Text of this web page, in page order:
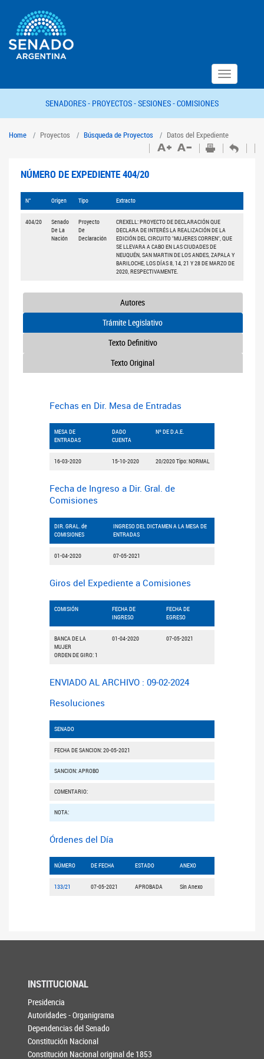
Toggle
navigation
SENADORES - PROYECTOS -SESIONES -COMISIONES
Home Proyectos Búsqueda de Proyectos Datos del Expediente
NÚMERO DE EXPEDIENTE 404/20
N° Origen Tipo Extracto
404/20
Senado
De La
Nación
Proyecto
De
Declaración
CREXELL: PROYECTO DE DECLARACIÓN QUE
DECLARA DE INTERÉS LA REALIZACIÓN DE LA
EDICIÓN DEL CIRCUITO "MUJERES CORREN", QUE
SE LLEVARA A CABO EN LAS CIUDADES DE
NEUQUÉN, SAN MARTIN DE LOS ANDES, ZAPALA Y
BARILOCHE, LOS DÍAS 8, 14, 21 Y 28 DE MARZO DE
2020, RESPECTIVAMENTE.
Autores
Trámite Legislativo
Texto Definitivo
Texto Original
Fechas en Dir. Mesa de Entradas
MESA DE
ENTRADAS
DADO
CUENTA
Nº DE D.A.E.
16-03-2020 15-10-2020 20/2020 Tipo: NORMAL
Fecha de Ingreso a Dir. Gral. de
Comisiones
DIR. GRAL. de
COMISIONES
INGRESO DEL DICTAMEN A LA MESA DE
ENTRADAS
01-04-2020 07-05-2021
Giros del Expediente a Comisiones
COMISIÓN
FECHA DE
INGRESO
FECHA DE
EGRESO
BANCA DE LA
MUJER
ORDEN DE GIRO: 1
01-04-2020 07-05-2021
ENVIADO AL ARCHIVO : 09-02-2024
Resoluciones
SENADO
FECHA DE SANCION: 20-05-2021
SANCION: APROBO
COMENTARIO:
NOTA:
Órdenes del Día
NÚMERO DE FECHA ESTADO ANEXO
133/21 07-05-2021 APROBADA Sin Anexo
INSTITUCIONAL
Presidencia
Autoridades - Organigrama
Dependencias del Senado
Constitución Nacional
Constitución Nacional original de 1853